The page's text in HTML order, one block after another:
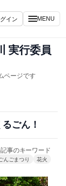
イン MENU
実行委員
ページです
ごん！
事のキーワード
んごまつり 花火